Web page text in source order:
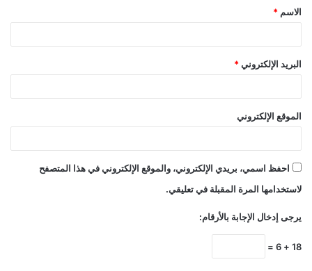
*
الاسم *
البريد الإلكتروني *
الموقع الإلكتروني
احفظ اسمي، بريدي الإلكتروني، والموقع الإلكتروني في هذا المتصفح
لاستخدامها المرة المقبلة في تعليقي.
يرجى إدخال الإجابة بالأرقام:
18 + 6 =